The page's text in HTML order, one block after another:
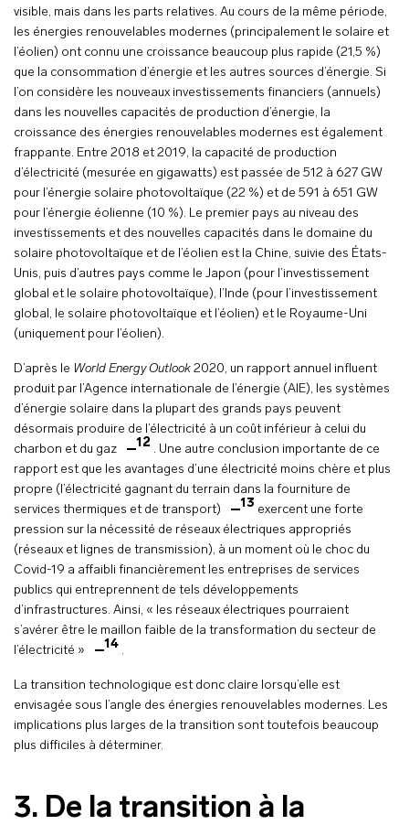
visible, mais dans les parts relatives. Au cours de la même période,
les énergies renouvelables modernes (principalement le solaire et
l’éolien) ont connu une croissance beaucoup plus rapide (21,5 %)
que la consommation d’énergie et les autres sources d’énergie. Si
l’on considère les nouveaux investissements financiers (annuels)
dans les nouvelles capacités de production d’énergie, la
croissance des énergies renouvelables modernes est également
frappante. Entre 2018 et 2019, la capacité de production
d’électricité (mesurée en gigawatts) est passée de 512 à 627 GW
pour l’énergie solaire photovoltaïque (22 %) et de 591 à 651 GW
pour l’énergie éolienne (10 %). Le premier pays au niveau des
investissements et des nouvelles capacités dans le domaine du
solaire photovoltaïque et de l’éolien est la Chine, suivie des États-
Unis, puis d’autres pays comme le Japon (pour l’investissement
global et le solaire photovoltaïque), l’Inde (pour l’investissement
global, le solaire photovoltaïque et l’éolien) et le Royaume-Uni
(uniquement pour l’éolien).
D’après le World Energy Outlook 2020, un rapport annuel influent
produit par l’Agence internationale de l’énergie (AIE), les systèmes
d’énergie solaire dans la plupart des grands pays peuvent
désormais produire de l’électricité à un coût inférieur à celui du
charbon et du gaz
12 . Une autre conclusion importante de ce
rapport est que les avantages d’une électricité moins chère et plus
propre (l’électricité gagnant du terrain dans la fourniture de
services thermiques et de transport)
13 exercent une forte
pression sur la nécessité de réseaux électriques appropriés
(réseaux et lignes de transmission), à un moment où le choc du
Covid-19 a affaibli financièrement les entreprises de services
publics qui entreprennent de tels développements
d’infrastructures. Ainsi, « les réseaux électriques pourraient
s’avérer être le maillon faible de la transformation du secteur de
l’électricité »
14 .
La transition technologique est donc claire lorsqu’elle est
envisagée sous l’angle des énergies renouvelables modernes. Les
implications plus larges de la transition sont toutefois beaucoup
plus difficiles à déterminer.
3. De la transition à la